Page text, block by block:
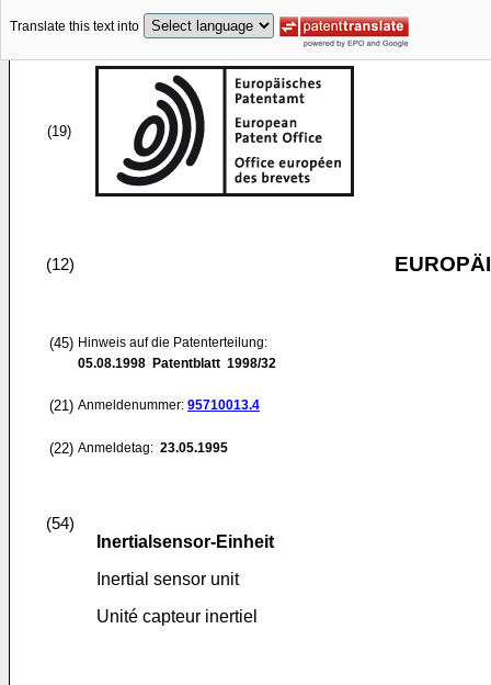
Translate this text into
(19)
(12)
(45) Hinweis auf die Patenterteilung:
05.08.1998 Patentblatt 1998/32
(21) Anmeldenummer: 95710013.4
(22) Anmeldetag: 23.05.1995
(54)
Inertialsensor-Einheit
Inertial sensor unit
Unité capteur inertiel